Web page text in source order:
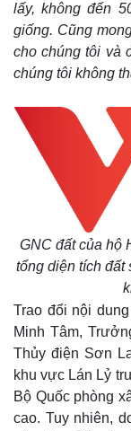
Kinh tế
Bất động sản
Khởi nghiệp
lấy, không đến
giống. Cũng
cho chúng tôi và
chúng tôi không
GNC đất của hộ
tổng diện tích đất
Trao đổi nội
Minh Tâm,
Thủy điện Sơn
khu vực Lán Lỷ
Bộ Quốc phòng
cao. Tuy nhiên,